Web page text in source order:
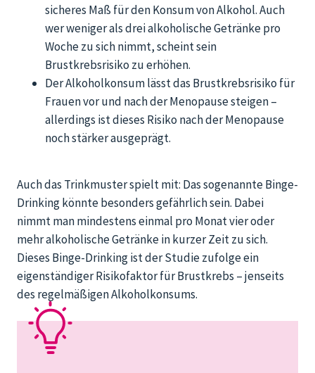
sicheres Maß für den Konsum von Alkohol. Auch
wer weniger als drei alkoholische Getränke pro
Woche zu sich nimmt, scheint sein
Brustkrebsrisiko zu erhöhen.
Der Alkoholkonsum lässt das Brustkrebsrisiko für
Frauen vor und nach der Menopause steigen –
allerdings ist dieses Risiko nach der Menopause
noch stärker ausgeprägt.
Auch das Trinkmuster spielt mit: Das sogenannte Binge-
Drinking könnte besonders gefährlich sein. Dabei
nimmt man mindestens einmal pro Monat vier oder
mehr alkoholische Getränke in kurzer Zeit zu sich.
Dieses Binge-Drinking ist der Studie zufolge ein
eigenständiger Risikofaktor für Brustkrebs – jenseits
des regelmäßigen Alkoholkonsums.